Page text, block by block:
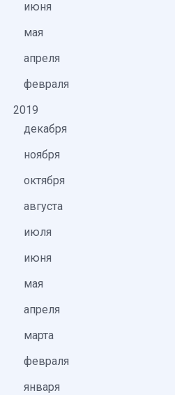
июня
мая
апреля
февраля
2019
декабря
ноября
октября
августа
июля
июня
мая
апреля
марта
февраля
января